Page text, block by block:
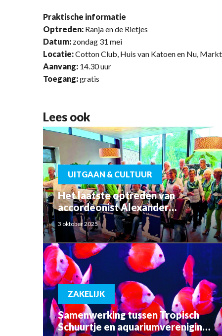
Praktische informatie
Optreden: Ranja en de Rietjes
Datum: zondag 31 mei
Locatie:Cotton Club, Huis van Katoen en Nu,
Aanvang: 14.30 uur
Toegang:gratis
Lees ook
UITGAAN & CULTUUR
Het laatste optreden van
accordeonist Alexander
Schoemaker
3 oktober 2025
ZAKELIJK
Samenwerking tussen Tropisch
Schuurtje en aquariumvereniging